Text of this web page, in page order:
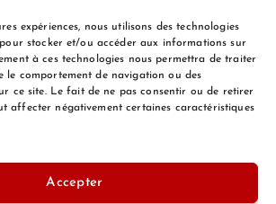
expériences, nous utilisons des technologies
stocker et/ou accéder aux informations sur
à ces technologies nous permettra de traiter
le comportement de navigation ou des
ce site. Le fait de ne pas consentir ou de retirer
affecter négativement certaines caractéristiques
Accepter